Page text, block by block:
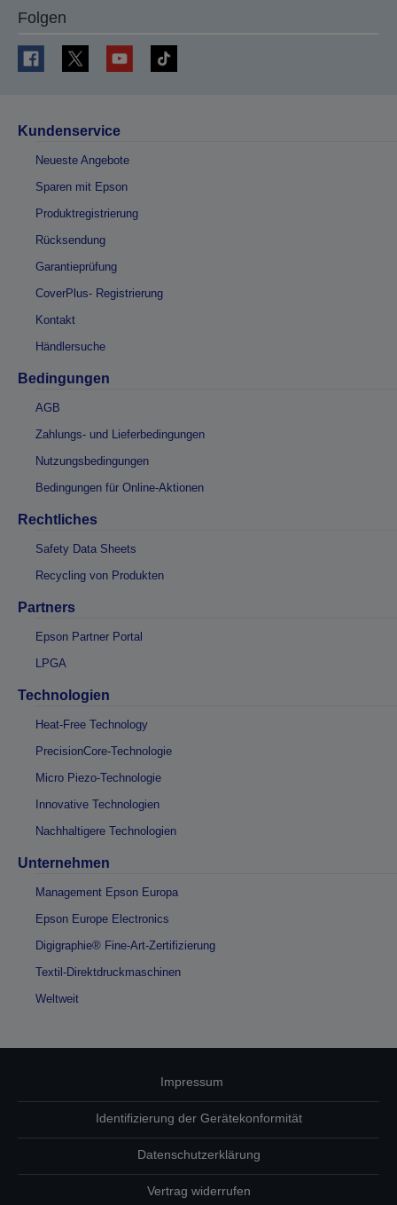
Folgen
Kundenservice
Neueste Angebote
Sparen mit Epson
Produktregistrierung
Rücksendung
Garantieprüfung
CoverPlus- Registrierung
Kontakt
Händlersuche
Bedingungen
AGB
Zahlungs- und Lieferbedingungen
Nutzungsbedingungen
Bedingungen für Online-Aktionen
Rechtliches
Safety Data Sheets
Recycling von Produkten
Partners
Epson Partner Portal
LPGA
Technologien
Heat-Free Technology
PrecisionCore-Technologie
Micro Piezo-Technologie
Innovative Technologien
Nachhaltigere Technologien
Unternehmen
Management Epson Europa
Epson Europe Electronics
Digigraphie® Fine-Art-Zertifizierung
Textil-Direktdruckmaschinen
Weltweit
Impressum
Identifizierung der Gerätekonformität
Datenschutzerklärung
Vertrag widerrufen